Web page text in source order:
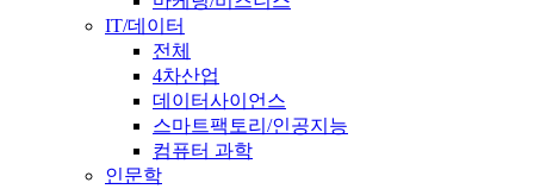
IT/데이터
전체
4차산업
데이터사이언스
스마트팩토리/인공지능
컴퓨터 과학
인문학